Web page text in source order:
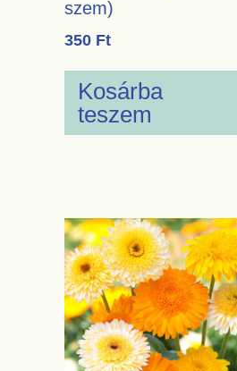
szem)
350 Ft
Kosárba
teszem